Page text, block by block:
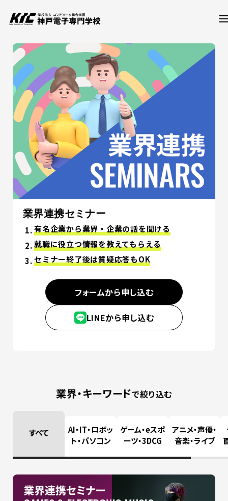
学科・コース
訪問者別
就職・資格
入試情報
神戸電子について
最新のお知らせ
+プラスラボ
神戸電子をもっと知る
こちら
業界連携セミナー
有名企業から業界・企業の話を聞ける
就職に役立つ情報を教えてもらえる
セミナー終了後は質疑応答もOK
フォームから申し込む
LINEから申し込む
業界・キーワードで絞り込む
すべて
AI・IT・ロボッ
ト・パソコン
ゲーム・eスポ
ーツ・3DCG
アニメ・声優・
音楽・ライブ